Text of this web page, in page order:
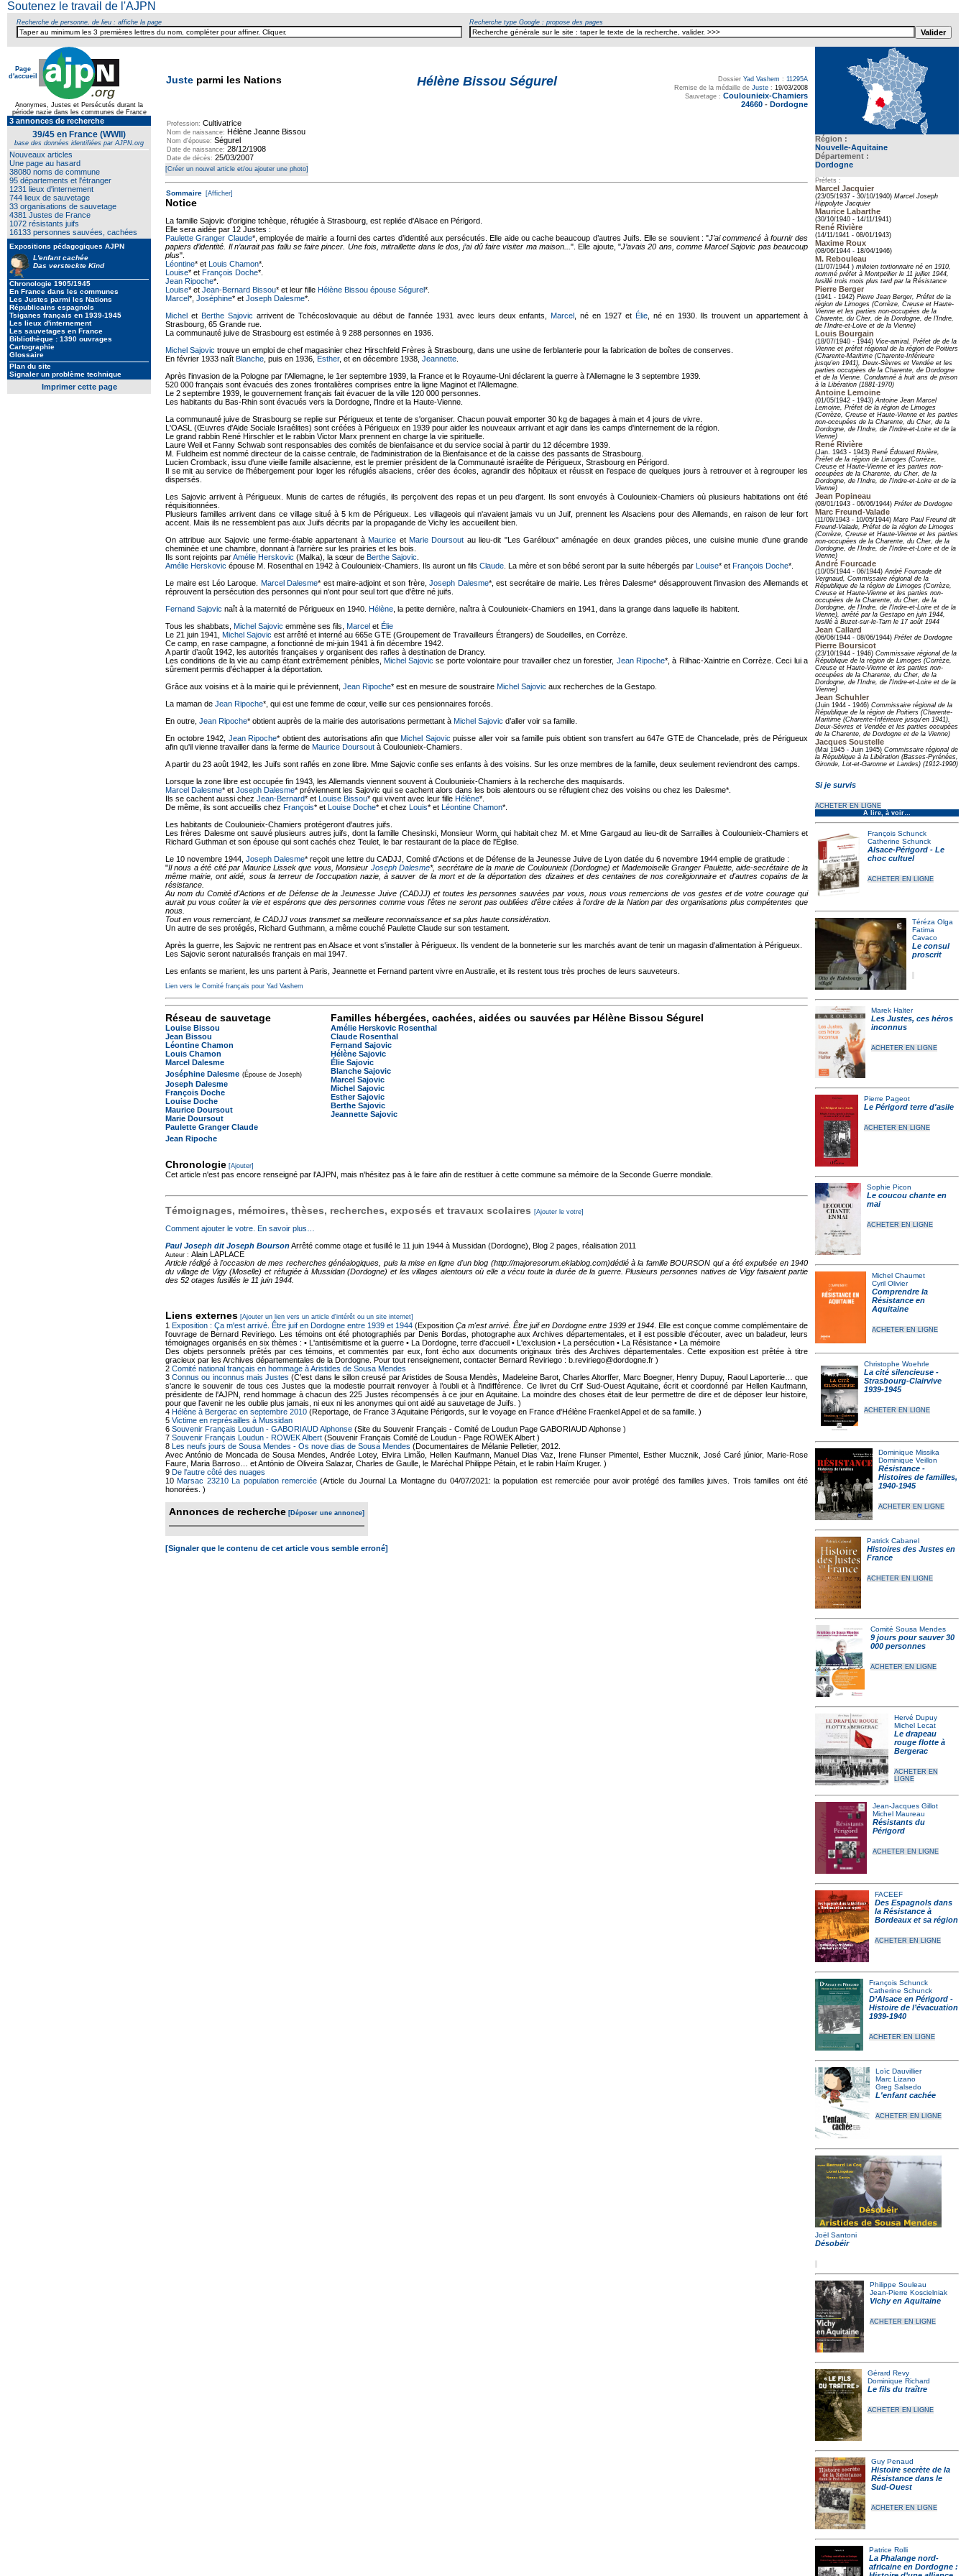
Soutenez le travail de l'AJPN
Recherche de personne, de lieu : affiche la page Recherche type Google : propose des pages
Page
d'accueil
Anonymes, Justes et Persécutés durant la
période nazie dans les communes de France
3 annonces de recherche
39/45 en France (WWII)
base des données identifiées par AJPN.org
Nouveaux articles
Une page au hasard
38080 noms de commune
95 départements et l'étranger
1231 lieux d'internement
744 lieux de sauvetage
33 organisations de sauvetage
4381 Justes de France
1072 résistants juifs
16133 personnes sauvées, cachées
Expositions pédagogiques AJPN
L'enfant cachée
Das versteckte Kind
Chronologie 1905/1945
En France dans les communes
Les Justes parmi les Nations
Républicains espagnols
Tsiganes français en 1939-1945
Les lieux d'internement
Les sauvetages en France
Bibliothèque : 1390 ouvrages
Cartographie
Glossaire
Plan du site
Signaler un problème technique
Imprimer cette page
Région :
Nouvelle-Aquitaine
Département :
Dordogne
Préfets :
Marcel Jacquier
(23/05/1937 - 30/10/1940) Marcel Joseph
Hippolyte Jacquier
Maurice Labarthe
(30/10/1940 - 14/11/1941)
René Rivière
(14/11/1941 - 08/01/1943)
Maxime Roux
(08/06/1944 - 18/04/1946)
M. Rebouleau
(11/07/1944 ) milicien tortionnaire né en 1910,
nommé préfet à Montpellier le 11 juillet 1944,
fusillé trois mois plus tard par la Résistance
Pierre Berger
(1941 - 1942) Pierre Jean Berger, Préfet de la
région de Limoges (Corrèze, Creuse et Haute-
Vienne et les parties non-occupées de la
Charente, du Cher, de la Dordogne, de l'Indre,
de l'Indre-et-Loire et de la Vienne)
Louis Bourgain
(18/07/1940 - 1944) Vice-amiral, Préfet de de la
Vienne et préfet régional de la région de Poitiers
(Charente-Maritime (Charente-Inférieure
jusqu'en 1941), Deux-Sèvres et Vendée et les
parties occupées de la Charente, de Dordogne
et de la Vienne. Condamné à huit ans de prison
à la Libération (1881-1970)
Antoine Lemoine
(01/05/1942 - 1943)Antoine Jean Marcel
Lemoine, Préfet de la région de Limoges
(Corrèze, Creuse et Haute-Vienne et les parties
non-occupées de la Charente, du Cher, de la
Dordogne, de l'Indre, de l'Indre-et-Loire et de la
Vienne)
René Rivière
(Jan. 1943 - 1943) René Édouard Rivière,
Préfet de la région de Limoges (Corrèze,
Creuse et Haute-Vienne et les parties non-
occupées de la Charente, du Cher, de la
Dordogne, de l'Indre, de l'Indre-et-Loire et de la
Vienne)
Jean Popineau
(08/01/1943 - 06/06/1944) Préfet de Dordogne
Marc Freund-Valade
(11/09/1943 - 10/05/1944) Marc Paul Freund dit
Freund-Valade, Préfet de la région de Limoges
(Corrèze, Creuse et Haute-Vienne et les parties
non-occupées de la Charente, du Cher, de la
Dordogne, de l'Indre, de l'Indre-et-Loire et de la
Vienne)
André Fourcade
(10/05/1944 - 06/1944)André Fourcade dit
Vergnaud, Commissaire régional de la
République de la région de Limoges (Corrèze,
Creuse et Haute-Vienne et les parties non-
occupées de la Charente, du Cher, de la
Dordogne, de l'Indre, de l'Indre-et-Loire et de la
Vienne), arrêté par la Gestapo en juin 1944,
fusillé à Buzet-sur-le-Tarn le 17 août 1944
Jean Callard
(06/06/1944 - 08/06/1944) Préfet de Dordogne
Pierre Boursicot
(23/10/1944 - 1946) Commissaire régional de la
République de la région de Limoges (Corrèze,
Creuse et Haute-Vienne et les parties non-
occupées de la Charente, du Cher, de la
Dordogne, de l'Indre, de l'Indre-et-Loire et de la
Vienne)
Jean Schuhler
(Juin 1944 - 1946) Commissaire régional de la
République de la région de Poitiers (Charente-
Maritime (Charente-Inférieure jusqu'en 1941),
Deux-Sèvres et Vendée et les parties occupées
de la Charente, de Dordogne et de la Vienne)
Jacques Soustelle
(Mai 1945 - Juin 1945) Commissaire régional de
la République à la Libération (Basses-Pyrénées,
Gironde, Lot-et-Garonne et Landes) (1912-1990)
Si je survis
ACHETER EN LIGNE
À lire, à voir…
François Schunck
Catherine Schunck
Alsace-Périgord - Le
choc cultuel
ACHETER EN LIGNE
Téréza Olga
Fatima
Cavaco
Le consul
proscrit
Marek Halter
Les Justes, ces héros
inconnus
ACHETER EN LIGNE
Pierre Pageot
Le Périgord terre d'asile
ACHETER EN LIGNE
Sophie Picon
Le coucou chante en
mai
ACHETER EN LIGNE
Michel Chaumet
Cyril Olivier
Comprendre la
Résistance en
Aquitaine
ACHETER EN LIGNE
Christophe Woehrle
La cité silencieuse -
Strasbourg-Clairvive
1939-1945
ACHETER EN LIGNE
Dominique Missika
Dominique Veillon
Résistance -
Histoires de familles,
1940-1945
ACHETER EN LIGNE
Patrick Cabanel
Histoires des Justes en
France
ACHETER EN LIGNE
Comité Sousa Mendes
9 jours pour sauver 30
000 personnes
ACHETER EN LIGNE
Hervé Dupuy
Michel Lecat
Le drapeau
rouge flotte à
Bergerac
ACHETER EN
LIGNE
Jean-Jacques Gillot
Michel Maureau
Résistants du
Périgord
ACHETER EN LIGNE
FACEEF
Des Espagnols dans
la Résistance à
Bordeaux et sa région
ACHETER EN LIGNE
François Schunck
Catherine Schunck
D’Alsace en Périgord -
Histoire de l’évacuation
1939-1940
ACHETER EN LIGNE
Loïc Dauvillier
Marc Lizano
Greg Salsedo
L'enfant cachée
ACHETER EN LIGNE
Joël Santoni
Désobéir
Philippe Souleau
Jean-Pierre Koscielniak
Vichy en Aquitaine
ACHETER EN LIGNE
Gérard Revy
Dominique Richard
Le fils du traître
ACHETER EN LIGNE
Guy Penaud
Histoire secrète de la
Résistance dans le
Sud-Ouest
ACHETER EN LIGNE
Patrice Rolli
La Phalange nord-
africaine en Dordogne :
Juste parmi les Nations Hélène Bissou Ségurel Dossier Yad Vashem : 11295A
Remise de la médaille de Juste : 19/03/2008
Sauvetage : Coulounieix-Chamiers
24660 - Dordogne
Profession: Cultivatrice
Nom de naissance: Hélène Jeanne Bissou
Nom d'épouse: Ségurel
Date de naissance: 28/12/1908
Date de décès: 25/03/2007
[Créer un nouvel article et/ou ajouter une photo]
Sommaire [Afficher]
Notice
La famille Sajovic d'origine tchèque, réfugiée à Strasbourg, est repliée d'Alsace en Périgord.
Elle sera aidée par 12 Justes :
Paulette Granger Claude*, employée de mairie a fourni des cartes d’identité aux persécutés. Elle aide ou cache beaucoup d’autres Juifs. Elle se souvient : "J’ai commencé à fournir des
papiers d’identité. Il n’aurait pas fallu se faire pincer. Une fois, mitraillette dans le dos, j’ai dû faire visiter ma maison... ". Elle ajoute, "J’avais 20 ans, comme Marcel Sajovic pas beaucoup
plus".
Léontine* et Louis Chamon*.
Louise* et François Doche*.
Jean Ripoche*.
Louise* et Jean-Bernard Bissou* et leur fille Hélène Bissou épouse Ségurel*.
Marcel*, Joséphine* et Joseph Dalesme*.
Michel et Berthe Sajovic arrivent de Tchécoslovaquie au début de l'année 1931 avec leurs deux enfants,Marcel , né en 1927 et Élie, né en 1930. Ils trouvent un appartement à
Strasbourg, 65 Grande rue.
La communauté juive de Strasbourg est estimée à 9 288 personnes en 1936.
Michel Sajovic trouve un emploi de chef magasinier chez Hirschfeld Frères à Strasbourg, dans une usine de ferblanterie pour la fabrication de boîtes de conserves.
En février 1933 naît Blanche , puis en 1936, Esther, et en décembre 1938, Jeannette
Après l'invasion de la Pologne par l'Allemagne, le 1er septembre 1939, la France et le Royaume-Uni déclarent la guerre à l'Allemagne le 3 septembre 1939.
520 000 français sont évacués des zones frontalières comprises entre la ligne Maginot et l’Allemagne.
Le 2 septembre 1939, le gouvernement français fait évacuer de la ville 120 000 personnes.
Les habitants du Bas-Rhin sont évacués vers la Dordogne, l'Indre et la Haute-Vienne.
La communauté juive de Strasbourg se replie sur Périgueux et tente de s'organiser. Chacun pouvait emporter 30 kg de bagages à main et 4 jours de vivre.
L'OASL (Œuvres d'Aide Sociale Israélites) sont créées à Périgueux en 1939 pour aider les nouveaux arrivant et agir dans les camps d'internement de la région.
Le grand rabbin René Hirschler et le rabbin Victor Marx prennent en charge la vie spirituelle.
Laure Weil et Fanny Schwab sont responsables des comités de bienfaisance et du service social à partir du 12 décembre 1939.
M. Fuldheim est nommé directeur de la caisse centrale, de l'administration de la Bienfaisance et de la caisse des passants de Strasbourg.
Lucien Cromback, issu d'une vieille famille alsacienne, est le premier président de la Communauté israélite de Périgueux, Strasbourg en Périgord.
Il se mit au service de l'hébergement pour loger les réfugiés alsaciens, créer des écoles, agrandir des hôpitaux et réussit en l'espace de quelques jours à retrouver et à regrouper les
dispersés.
Les Sajovic arrivent à Périgueux. Munis de cartes de réfugiés, ils perçoivent des repas et un peu d'argent. Ils sont envoyés à Coulounieix-Chamiers où plusieurs habitations ont été
réquisitionnées.
Plusieurs familles arrivent dans ce village situé à 5 km de Périgueux. Les villageois qui n'avaient jamais vu un Juif, prennent les Alsaciens pour des Allemands, en raison de leur fort
accent. Mais ils ne ressemblent pas aux Juifs décrits par la propagande de Vichy les accueillent bien.
On attribue aux Sajovic une ferme-étable appartenant àMaurice etMarie Doursout au lieu-dit "Les Garéloux" aménagée en deux grandes pièces, une cuisine munie d'une grande
cheminée et une chambre, donnant à l'arrière sur les prairies et les bois.
Ils sont rejoints parAmélie Herskovic (Malka), la sœur de Berthe Sajovic
Amélie Herskovic épouse M. Rosenthal en 1942 à Coulounieix-Chamiers. Ils auront un fils Claude . La mère et son bébé seront par la suite hébergés par Louise* et François Doche*.
Le maire est Léo Laroque. Marcel Dalesme* est maire-adjoint et son frère,Joseph Dalesme*, est secrétaire de mairie. Les frères Dalesme* désapprouvent l'invasion des Allemands et
réprouvent la persécution des personnes qui n'ont pour seul tort que d'être né juifs.
Fernand Sajovic naît à la maternité de Périgueux en 1940. Hélène , la petite dernière, naîtra à Coulounieix-Chamiers en 1941, dans la grange dans laquelle ils habitent.
Tous les shabbats, Michel Sajovic emmène ses fils, Marcel et Élie
Le 21 juin 1941, Michel Sajovic est arrêté et interné au 665e GTE (Groupement de Travailleurs Étrangers) de Soudeilles, en Corrèze.
Ce camp, en rase campagne, a fonctionné de mi-juin 1941 à fin décembre 1942.
A partir d’août 1942, les autorités françaises y organisent des rafles à destination de Drancy.
Les conditions de la vie au camp étant extrêmement pénibles, Michel Sajovic se porte volontaire pour travailler chez un forestier, Jean Ripoche*, à Rilhac-Xaintrie en Corrèze. Ceci lui a
sûrement permis d’échapper à la déportation.
Grâce aux voisins et à la mairie qui le préviennent, Jean Ripoche* est en mesure de soustraire Michel Sajovic aux recherches de la Gestapo.
La maman de Jean Ripoche*, qui est une femme de cœur, veille sur ces pensionnaires forcés.
En outre, Jean Ripoche* obtient auprès de la mairie des autorisations permettant à Michel Sajovic d’aller voir sa famille.
En octobre 1942, Jean Ripoche* obtient des autorisations afin que Michel Sajovic puisse aller voir sa famille puis obtient son transfert au 647e GTE de Chancelade, près de Périgueux
afin qu'il vienne travailler dans la ferme de Maurice Doursout à Coulounieix-Chamiers.
A partir du 23 août 1942, les Juifs sont raflés en zone libre. Mme Sajovic confie ses enfants à des voisins. Sur les onze membres de la famille, deux seulement reviendront des camps.
Lorsque la zone libre est occupée fin 1943, les Allemands viennent souvent à Coulounieix-Chamiers à la recherche des maquisards.
Marcel Dalesme* et Joseph Dalesme* préviennent les Sajovic qui se cachent alors dans les bois alentours ou se réfugient chez des voisins ou chez les Dalesme*.
Ils se cachent aussi chez Jean-Bernard* et Louise Bissou* qui vivent avec leur fille Hélène*.
De même, ils sont accueillis chez François* et Louise Doche* et chez Louis* et Léontine Chamon*.
Les habitants de Coulounieix-Chamiers protégeront d'autres juifs.
Les frères Dalesme ont sauvé plusieurs autres juifs, dont la famille Chesinski, Monsieur Worm, qui habitait chez M. et Mme Gargaud au lieu-dit de Sarrailles à Coulounieix-Chamiers et
Richard Guthman et son épouse qui sont cachés chez Teulet, le bar restaurant de la place de l'Église.
Le 10 novembre 1944, Joseph Dalesme* reçoit une lettre du CADJJ, Comité d'Actions et de Défense de la Jeunesse Juive de Lyon datée du 6 novembre 1944 emplie de gratitude :
"Il nous a été cité par Maurice Lissek que vous, Monsieur Joseph Dalesme*, secrétaire de la marie de Coulounieix (Dordogne) et Mademoiselle Granger Paulette, aide-secrétaire de la
même mairie, ont aidé, sous la terreur de l'occupation nazie, à sauver de la mort et de la déportation des dizaines et des centaines de nos coreligionnaire et d'autres copains de la
résistance.
Au nom du Comité d'Actions et de Défense de la Jeunesse Juive (CADJJ) et toutes les personnes sauvées par vous, nous vous remercions de vos gestes et de votre courage qui
aurait pu vous coûter la vie et espérons que des personnes comme vous l'êtes ne seront pas oubliées d'être citées à l'ordre de la Nation par des organisations plus compétentes que
nous.
Tout en vous remerciant, le CADJJ vous transmet sa meilleure reconnaissance et sa plus haute considération
Un autre de ses protégés, Richard Guthmann, a même couché Paulette Claude sur son testament.
Après la guerre, les Sajovic ne rentrent pas en Alsace et vont s'installer à Périgueux. Ils vendent de la bonneterie sur les marchés avant de tenir un magasin d'alimentation à Périgueux.
Les Sajovic seront naturalisés français en mai 1947.
Les enfants se marient, les uns partent à Paris, Jeannette et Fernand partent vivre en Australie, et ils restent tous très proches de leurs sauveteurs.
Lien vers le Comité français pour Yad Vashem
Réseau de sauvetage
Louise Bissou
Jean Bissou
Léontine Chamon
Louis Chamon
Marcel Dalesme
Joséphine Dalesme (Épouse de Joseph)
Joseph Dalesme
François Doche
Louise Doche
Maurice Doursout
Marie Doursout
Paulette Granger Claude
Jean Ripoche
Familles hébergées, cachées, aidées ou sauvées par Hélène Bissou Ségurel
Amélie Herskovic Rosenthal
Claude Rosenthal
Fernand Sajovic
Hélène Sajovic
Élie Sajovic
Blanche Sajovic
Marcel Sajovic
Michel Sajovic
Esther Sajovic
Berthe Sajovic
Jeannette Sajovic
Chronologie [Ajouter]
Cet article n'est pas encore renseigné par l'AJPN, mais n'hésitez pas à le faire afin de restituer à cette commune sa mémoire de la Seconde Guerre mondiale.
Témoignages, mémoires, thèses, recherches, exposés et travaux scolaires [Ajouter le votre]
Comment ajouter le votre. En savoir plus…
Paul Joseph dit Joseph BoursonArrêté comme otage et fusillé le 11 juin 1944 à Mussidan (Dordogne), Blog 2 pages, réalisation 2011
Auteur : Alain LAPLACE
Article rédigé à l'occasion de mes recherches généalogiques, puis la mise en ligne d'un blog (http://majoresorum.eklablog.com)dédié à la famille BOURSON qui a été expulsée en 1940
du village de Vigy (Moselle) et réfugiée à Mussidan (Dordogne) et les villages alentours où elle a vécu toute la durée de la guerre. Plusieurs personnes natives de Vigy faisaient partie
des 52 otages fusillés le 11 juin 1944.
Liens externes [Ajouter un lien vers un article d'intérêt ou un site internet]
1 Exposition : Ça m'est arrivé. Être juif en Dordogne entre 1939 et 1944 (Exposition Ça m'est arrivé. Être juif en Dordogne entre 1939 et 1944 . Elle est conçue comme complémentaire de
l'ouvrage de Bernard Reviriego. Les témoins ont été photographiés par Denis Bordas, photographe aux Archives départementales, et il est possible d'écouter, avec un baladeur, leurs
témoignages organisés en six thèmes : • L'antisémitisme et la guerre • La Dordogne, terre d'accueil • L'exclusion • La persécution • La Résistance • La mémoire
Des objets personnels prêtés par ces témoins, et commentés par eux, font écho aux documents originaux tirés des Archives départementales. Cette exposition est prêtée à titre
gracieux par les Archives départementales de la Dordogne. Pour tout renseignement, contacter Bernard Reviriego : b.reviriego@dordogne.fr )
2 Comité national français en hommage à Aristides de Sousa Mendes
3Connus ou inconnus mais Justes (C’est dans le sillon creusé par Aristides de Sousa Mendès, Madeleine Barot, Charles Altorffer, Marc Boegner, Henry Dupuy, Raoul Laporterie… que
s'ancre le souvenir de tous ces Justes que la modestie pourrait renvoyer à l’oubli et à l’indifférence. Ce livret du Crif Sud-Ouest Aquitaine, écrit et coordonné par Hellen Kaufmann,
présidente de l'AJPN, rend hommage à chacun des 225 Justes récompensés à ce jour en Aquitaine. La moindre des choses était de leur permettre de dire et de déposer leur histoire,
pour que l’avenir ne les oublie plus jamais, ni eux ni les anonymes qui ont aidé au sauvetage de Juifs. )
4 Hélène à Bergerac en septembre 2010 (Reportage, de France 3 Aquitaine Périgords, sur le voyage en France d'Hélène Fraenkel Appel et de sa famille. )
5 Victime en représailles à Mussidan
6 Souvenir Français Loudun - GABORIAUD Alphonse (Site du Souvenir Français - Comité de Loudun Page GABORIAUD Alphonse )
7 Souvenir Français Loudun - ROWEK Albert (Souvenir Français Comité de Loudun - Page ROWEK Albert )
8 Les neufs jours de Sousa Mendes - Os nove dias de Sousa Mendes (Documentaires de Mélanie Pelletier, 2012.
Avec António de Moncada de Sousa Mendes, Andrée Lotey, Elvira Limão, Hellen Kaufmann, Manuel Dias Vaz, Irene Flunser Pimentel, Esther Mucznik, José Caré júnior, Marie-Rose
Faure, Maria Barroso… et António de Oliveira Salazar, Charles de Gaulle, le Maréchal Philippe Pétain, et le rabin Haïm Kruger. )
9 De l'autre côté des nuages
10Marsac 23210 La population remerciée(Article du Journal La Montagne du 04/07/2021: la population est remerciée pour avoir protégé des familles juives. Trois familles ont été
honorées. )
Annonces de recherche [Déposer une annonce]
[Signaler que le contenu de cet article vous semble erroné]